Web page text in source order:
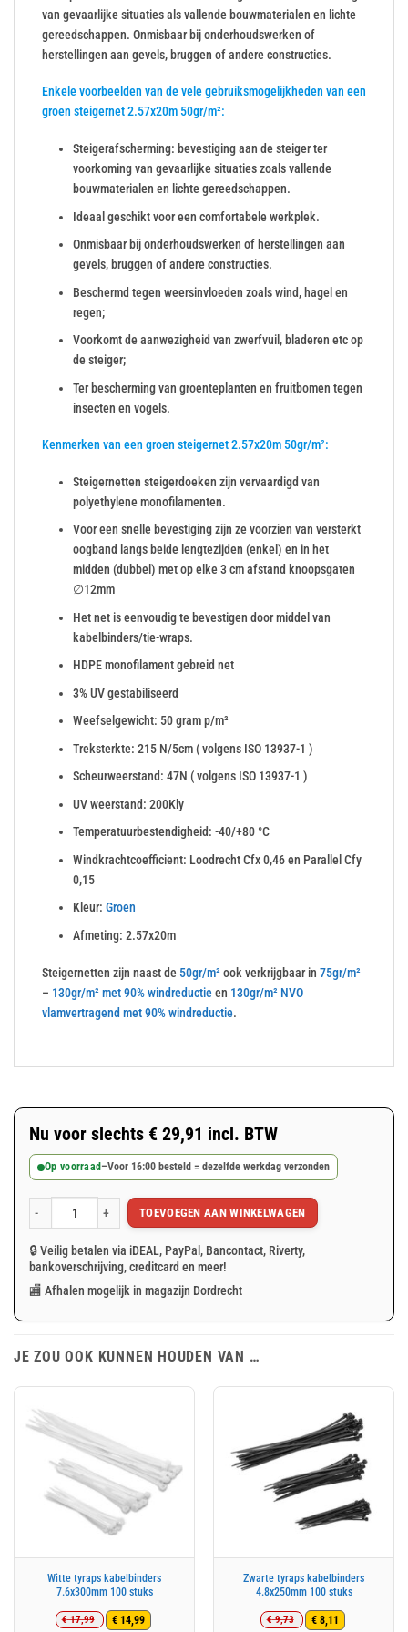
van gevaarlijke situaties als vallende bouwmaterialen en lichte
gereedschappen. Onmisbaar bij onderhoudswerken of
herstellingen aan gevels, bruggen of andere constructies.
Enkele voorbeelden van de vele gebruiksmogelijkheden van een
groen steigernet 2.57x20m 50gr/m²:
Steigerafscherming: bevestiging aan de steiger ter
voorkoming van gevaarlijke situaties zoals vallende
bouwmaterialen en lichte gereedschappen.
Ideaal geschikt voor een comfortabele werkplek.
Onmisbaar bij onderhoudswerken of herstellingen aan
gevels, bruggen of andere constructies.
Beschermd tegen weersinvloeden zoals wind, hagel en
regen;
Voorkomt de aanwezigheid van zwerfvuil, bladeren etc op
de steiger;
Ter bescherming van groenteplanten en fruitbomen tegen
insecten en vogels.
Kenmerken van een groen steigernet 2.57x20m 50gr/m²:
Steigernetten steigerdoeken zijn vervaardigd van
polyethylene monofilamenten.
Voor een snelle bevestiging zijn ze voorzien van versterkt
oogband langs beide lengtezijden (enkel) en in het
midden (dubbel) met op elke 3 cm afstand knoopsgaten
∅12mm
Het net is eenvoudig te bevestigen door middel van
kabelbinders/tie-wraps.
HDPE monofilament gebreid net
3% UV gestabiliseerd
Weefselgewicht: 50 gram p/m²
Treksterkte: 215 N/5cm ( volgens ISO 13937-1 )
Scheurweerstand: 47N ( volgens ISO 13937-1 )
UV weerstand: 200Kly
Temperatuurbestendigheid: -40/+80 °C
Windkrachtcoefficient: Loodrecht Cfx 0,46 en Parallel Cfy
0,15
Kleur: Groen
Afmeting: 2.57x20m
Steigernetten zijn naast de 50gr/m²ook verkrijgbaar in 75gr/m²
– 130gr/m² met 90% windreductieen 130gr/m² NVO
vlamvertragend met 90% windreductie.
Nu voor slechts € 29,91 incl. BTW
Op voorraad –Voor 16:00 besteld = dezelfde werkdag verzonden
Groen steigernet 2.57x20m 50gr/m² aantal
TOEVOEGEN AAN WINKELWAGEN
🔒 Veilig betalen via iDEAL, PayPal, Bancontact, Riverty,
bankoverschrijving, creditcard en meer!
🏬 Afhalen mogelijk in magazijn Dordrecht
JE ZOU OOK KUNNEN HOUDEN VAN …
Witte tyraps kabelbinders
7.6x300mm 100 stuks
€17,99
€ 14,99
Zwarte tyraps kabelbinders
4.8x250mm 100 stuks
€9,73
€ 8,11